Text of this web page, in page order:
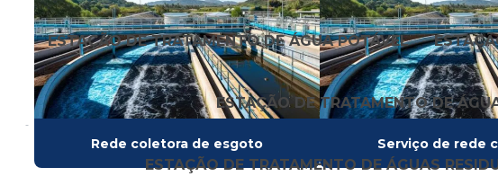
ESTAÇÃO DE TRATAMENTO DE ÁGUA POTÁVEL
ESTAÇÃO DE TRATAMENTO DE
ESTAÇÃO DE TRATAMENTO DE ÁGUAS
Rede coletora de esgoto Serviço de rede